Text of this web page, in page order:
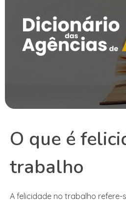
O que é
trabalho
A felicidade no trabalho refere-